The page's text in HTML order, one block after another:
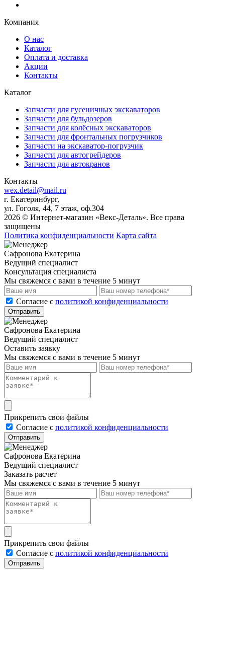
Компания
О нас
Каталог
Оплата и доставка
Акции
Контакты
Каталог
Запчасти для гусеничных экскаваторов
Запчасти для бульдозеров
Запчасти для колёсных экскаваторов
Запчасти для фронтальных погрузчиков
Запчасти на экскаватор-погрузчик
Запчасти для автогрейдеров
Запчасти для автокранов
Контакты
wex.detail@mail.ru
г. Екатеринбург,
ул. Гоголя, 44, 7 этаж, оф.304
2026 © Интернет-магазин «Векс-Деталь». Все права
защищены
Политика конфиденциальности Карта сайта
Сафронова Екатерина
Ведущий специалист
Консультация специалиста
Мы свяжемся с вами в течение 5 минут
Cогласие с политикой конфиденциальности
Отправить
Сафронова Екатерина
Ведущий специалист
Оставить заявку
Мы свяжемся с вами в течение 5 минут
Прикрепить свои файлы
Cогласие с политикой конфиденциальности
Отправить
Сафронова Екатерина
Ведущий специалист
Заказать расчет
Мы свяжемся с вами в течение 5 минут
Прикрепить свои файлы
Cогласие с политикой конфиденциальности
Отправить